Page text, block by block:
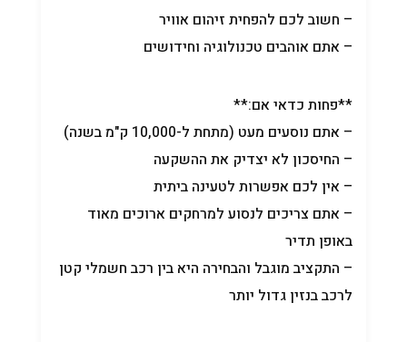
– חשוב לכם להפחית זיהום אוויר
– אתם אוהבים טכנולוגיה וחידושים
**פחות כדאי אם:**
– אתם נוסעים מעט (מתחת ל-10,000 ק"מ בשנה)
– החיסכון לא יצדיק את ההשקעה
– אין לכם אפשרות לטעינה ביתית
– אתם צריכים לנסוע למרחקים ארוכים מאוד
באופן תדיר
– התקציב מוגבל והבחירה היא בין רכב חשמלי קטן
לרכב בנזין גדול יותר